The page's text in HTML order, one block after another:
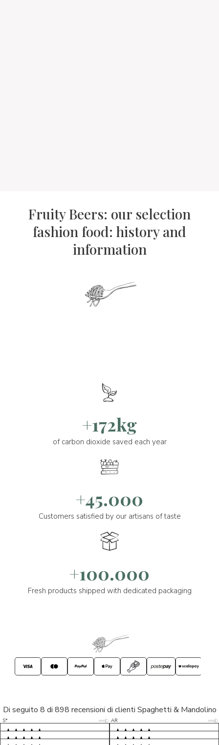
Fruity Beers: our selection
fashion food: history and
information
+172kg
of carbon dioxide saved each year
+45.000
Customers satisfied by our artisans of taste
+100.000
Fresh products shipped with dedicated packaging
Di seguito 8 di 898 recensioni di clienti Spaghetti & Mandolino
S* 5/5
LP 5/5
M* 5/5
AR 5/5
D* 5/5
S* 5/5